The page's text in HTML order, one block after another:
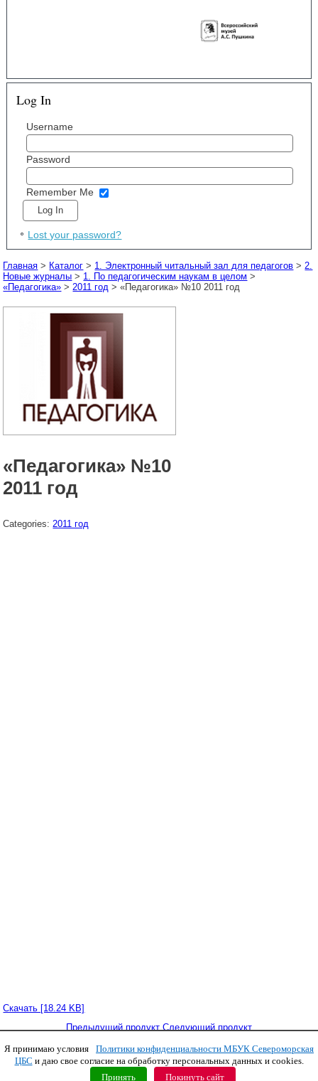
Log In
Username
Password
Remember Me
Lost your password?
Главная > Каталог > 1. Электронный читальный зал для педагогов > 2.
Новые журналы > 1. По педагогическим наукам в целом >
«Педагогика» > 2011 год > «Педагогика» №10 2011 год
«Педагогика» №10
2011 год
Categories: 2011 год
Скачать [18.24 KB]
Предыдущий продукт Следующий продукт
Copyright © 2011 МБУК СЦБС
Я принимаю условия
Политики конфиденциальности МБУК Североморская
ЦБС и даю свое согласие на обработку персональных данных и cookies.
Принять
Покинуть сайт